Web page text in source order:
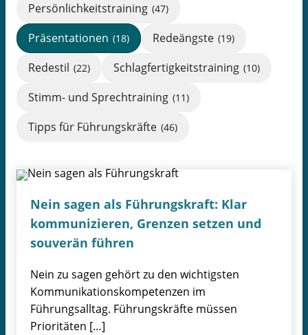
Persönlichkeitstraining (47)
Präsentationen (18) Redeängste (19)
Redestil (22) Schlagfertigkeitstraining (10)
Stimm- und Sprechtraining (11)
Tipps für Führungskräfte (46)
Nein sagen als Führungskraft: Klar
kommunizieren, Grenzen setzen und
souverän führen
Nein zu sagen gehört zu den wichtigsten
Kommunikationskompetenzen im
Führungsalltag. Führungskräfte müssen
Prioritäten […]